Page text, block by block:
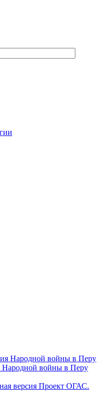
Народной войны в Перу
Проект ОГАС.